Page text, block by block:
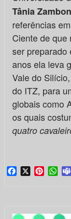
Tânia
referências
Ciente de que
ser preparado
anos ela leva
Vale do
do ITZ, para
globais como
os quais
quatro
Facebook
X Pinterest